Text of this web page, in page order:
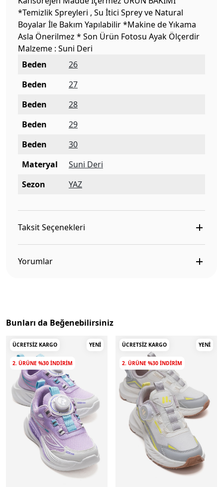
*Temizlik Spreyleri , Su İtici Sprey ve Natural
Boyalar İle Bakım Yapılabilir *Makine de Yıkama
Asla Önerilmez * Son Ürün Fotosu Ayak Ölçerdir
Malzeme : Suni Deri
Beden
26
Beden
27
Beden
28
Beden
29
Beden
30
Materyal
Suni Deri
Sezon
YAZ
Taksit Seçenekleri
Yorumlar
Bunları da Beğenebilirsiniz
ÜCRETSIZ KARGO YENI
2. ÜRÜNE %30 INDIRIM
ÜCRETSIZ KARGO YENI
2. ÜRÜNE %30 INDIRIM